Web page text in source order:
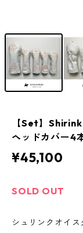
【Set】
ヘッドカバー4
¥45,100
SOLD OUT
シュリンクオイ